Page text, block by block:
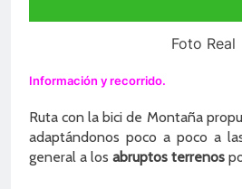
Foto Real
Información y recorrido.
Ruta con la bici de Montaña
adaptándonos poco a poco a
general a los abruptos terrenos